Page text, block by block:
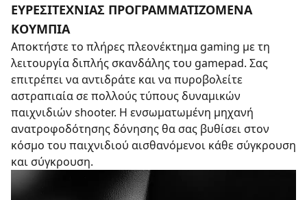
ΕΥΡΕΣΙΤΕΧΝΙΑΣ ΠΡΟΓΡΑΜΜΑΤΙΖΟΜΕΝΑ
ΚΟΥΜΠΙΑ
Αποκτήστε το πλήρες πλεονέκτημα gaming με τη
λειτουργία διπλής σκανδάλης του gamepad. Σας
επιτρέπει να αντιδράτε και να πυροβολείτε
αστραπιαία σε πολλούς τύπους δυναμικών
παιχνιδιών shooter. Η ενσωματωμένη μηχανή
ανατροφοδότησης δόνησης θα σας βυθίσει στον
κόσμο του παιχνιδιού αισθανόμενοι κάθε σύγκρουση
και σύγκρουση.